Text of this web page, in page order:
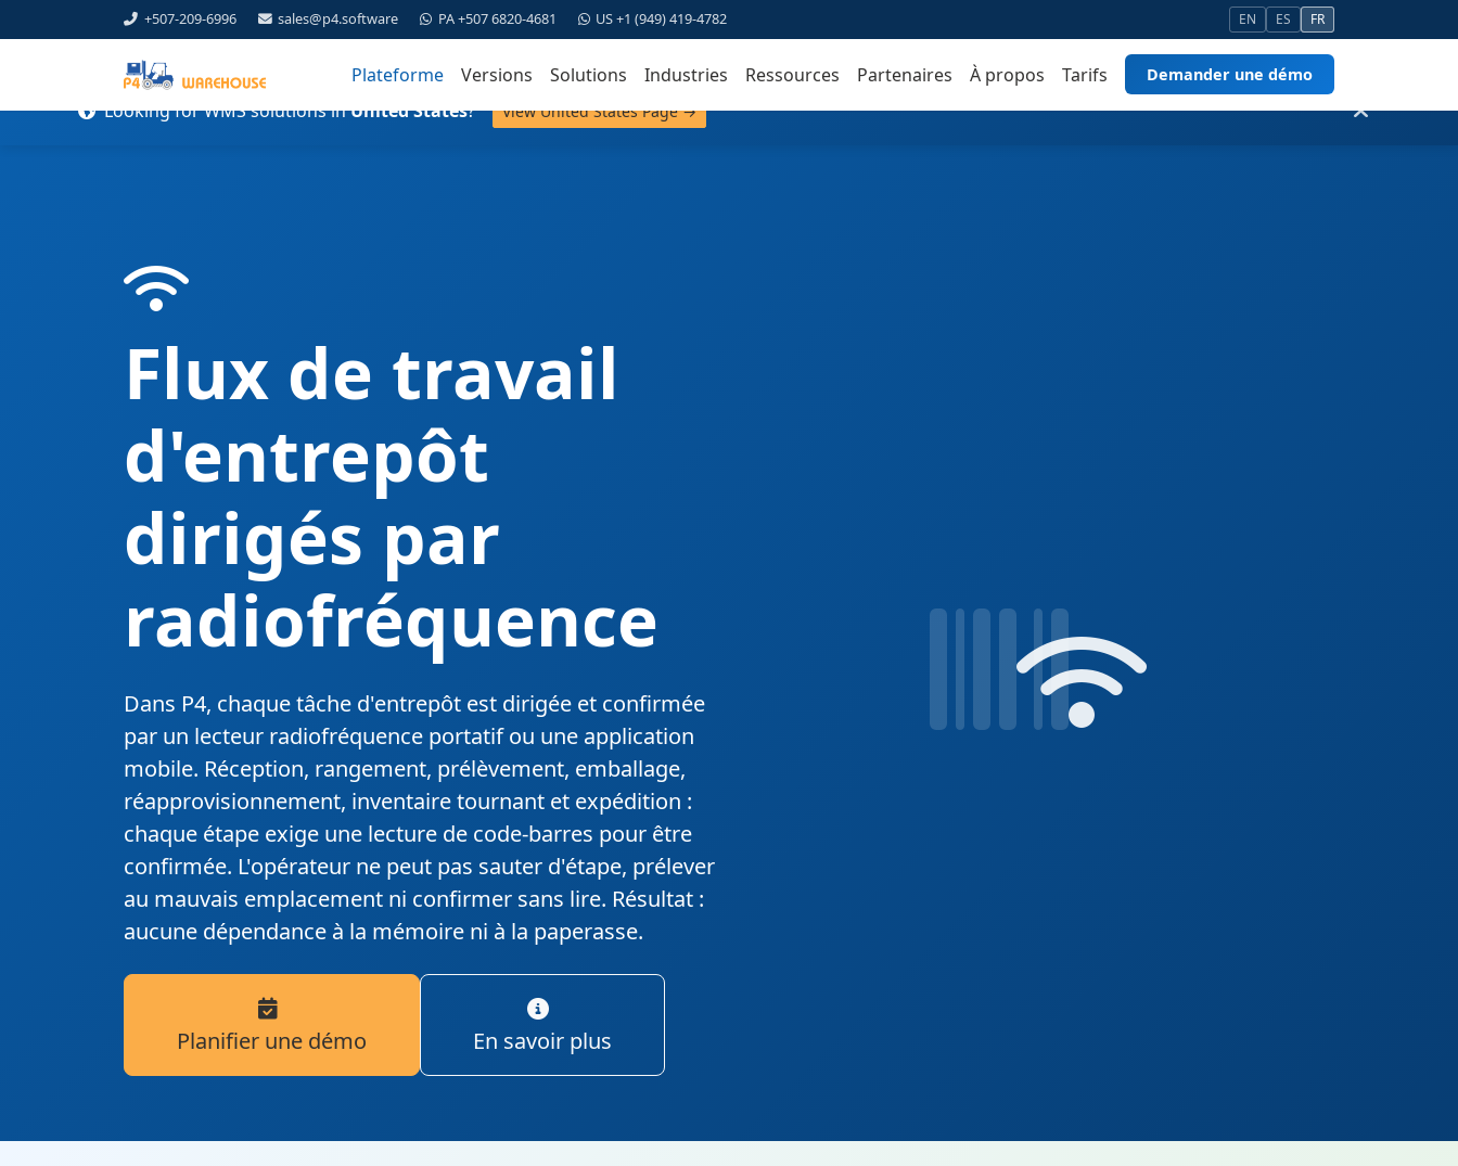
+507-209-6996 sales@p4.software PA +507 6820-4681 US +1 (949) 419-4782 EN ES FR
Plateforme Versions Solutions Industries Ressources Partenaires À propos Tarifs Demander une démo
Flux de travail
d'entrepôt
dirigés par
radiofréquence
Dans P4, chaque tâche d'entrepôt est dirigée et confirmée
par un lecteur radiofréquence portatif ou une application
mobile. Réception, rangement, prélèvement, emballage,
réapprovisionnement, inventaire tournant et expédition :
chaque étape exige une lecture de code-barres pour être
confirmée. L'opérateur ne peut pas sauter d'étape, prélever
au mauvais emplacement ni confirmer sans lire. Résultat :
aucune dépendance à la mémoire ni à la paperasse.
Planifier une démo En savoir plus
Looking for WMS solutions inUnited States? View United States Page →